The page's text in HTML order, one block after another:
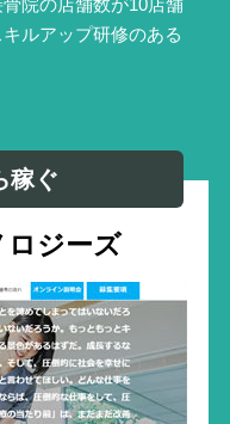
院の店舗数が10店舗
ルアップ研修のある
稼ぐ
ロジーズ